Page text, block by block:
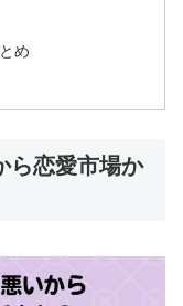
め
ら恋愛市場か